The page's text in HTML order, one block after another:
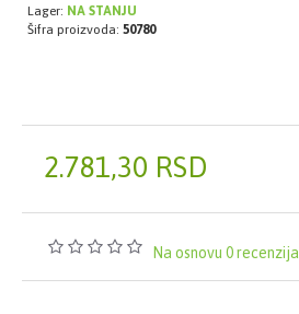
Na osnovu 0 recenzija.
2.781,30 RSD
Lager: NA STANJU
Šifra proizvoda: 50780